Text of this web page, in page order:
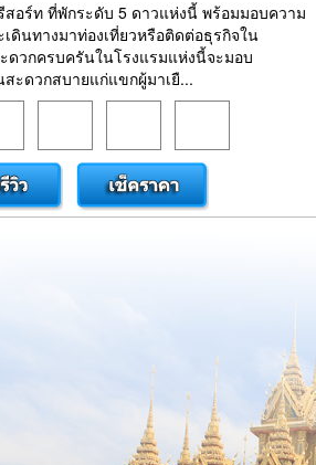
สอร์ท ที่พักระดับ 5 ดาวแห่งนี้ พร้อมมอบความ
ดินทางมาท่องเที่ยวหรือติดต่อธุรกิจใน
ดวกครบครันในโรงแรมแห่งนี้จะมอบ
ะดวกสบายแก่แขกผู้มาเยื...